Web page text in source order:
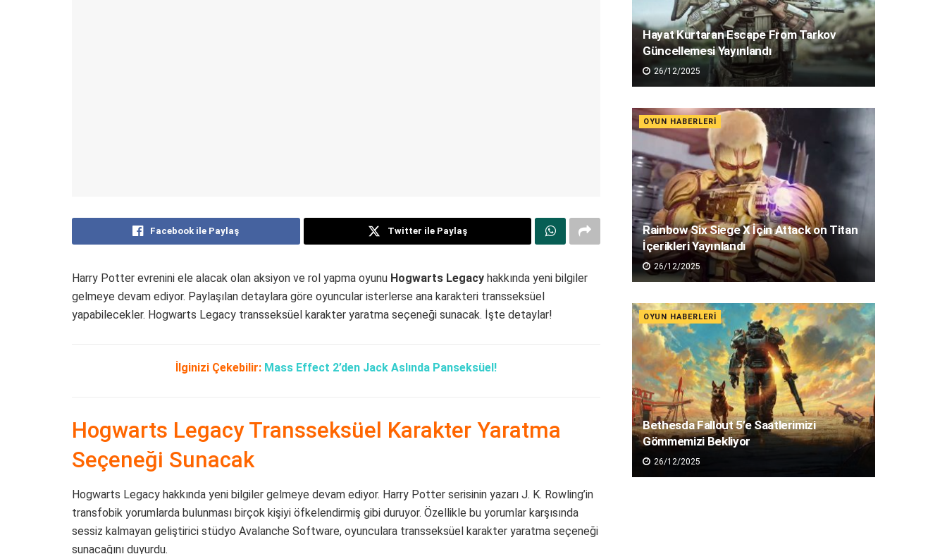
Facebook ile Paylaş Twitter ile Paylaş
Harry Potter evrenini ele alacak olan aksiyon ve rol yapma oyunu Hogwarts Legacy hakkında yeni bilgiler
gelmeye devam ediyor. Paylaşılan detaylara göre oyuncular isterlerse ana karakteri transseksüel
yapabilecekler. Hogwarts Legacy transseksüel karakter yaratma seçeneği sunacak. İşte detaylar!
İlginizi Çekebilir: Mass Effect 2’den Jack Aslında Panseksüel!
Hogwarts Legacy Transseksüel Karakter Yaratma
Seçeneği Sunacak
Hogwarts Legacy hakkında yeni bilgiler gelmeye devam ediyor. Harry Potter serisinin yazarı J. K. Rowling’in
transfobik yorumlarda bulunması birçok kişiyi öfkelendirmiş gibi duruyor. Özellikle bu yorumlar karşısında
sessiz kalmayan geliştirici stüdyo Avalanche Software, oyunculara transseksüel karakter yaratma seçeneği
sunacağını duyurdu.
Hayat Kurtaran Escape From Tarkov
Güncellemesi Yayınlandı
26/12/2025
OYUN HABERLERI
Rainbow Six Siege X İçin Attack on Titan
İçerikleri Yayınlandı
26/12/2025
OYUN HABERLERI
Bethesda Fallout 5’e Saatlerimizi
Gömmemizi Bekliyor
26/12/2025